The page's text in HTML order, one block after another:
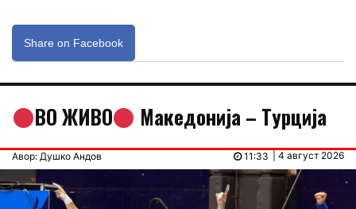
Share on Facebook
ВО ЖИВО Македонија – Tурција
Авор: Душко Андов | 4 август 2026
11:33